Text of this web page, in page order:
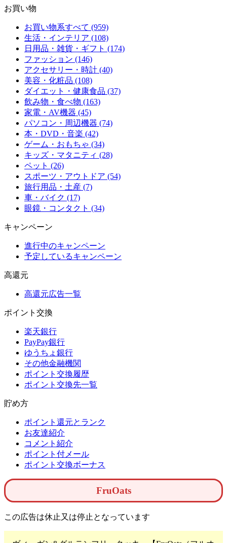
お買い物
お買い物系すべて (959)
生活・インテリア (108)
日用品・雑貨・ギフト (174)
ファッション (146)
アクセサリー・時計 (40)
美容・化粧品 (108)
ダイエット・健康食品 (37)
飲み物・食べ物 (163)
家電・AV機器 (45)
パソコン・周辺機器 (74)
本・DVD・音楽 (42)
ゲーム・おもちゃ (34)
キッズ・マタニティ (28)
ペット (26)
スポーツ・アウトドア (54)
旅行用品・土産 (7)
車・バイク (17)
眼鏡・コンタクト (34)
キャンペーン
進行中のキャンペーン
予定しているキャンペーン
高還元
高還元広告一覧
ポイント交換
楽天銀行
PayPay銀行
ゆうちょ銀行
その他金融機関
ポイント交換履歴
ポイント交換先一覧
貯め方
ポイント還元とランク
お友達紹介
コメント紹介
ポイント付メール
ポイント交換ボーナス
FruOats
この広告は休止又は停止となっています